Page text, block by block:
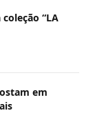
“LA
em